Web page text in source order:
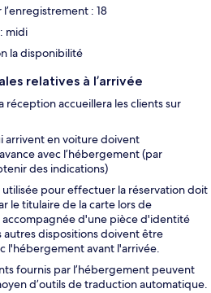
: 18
midi
la disponibilité
relatives à l’arrivée
réception accueillera les clients sur
arrivent en voiture doivent
avec l’hébergement (par
des indications)
utilisée pour effectuer la réservation doit
le titulaire de la carte lors de
d'une pièce d'identité
autres dispositions doivent être
l'hébergement avant l'arrivée.
fournis par l’hébergement peuvent
d’outils de traduction automatique.